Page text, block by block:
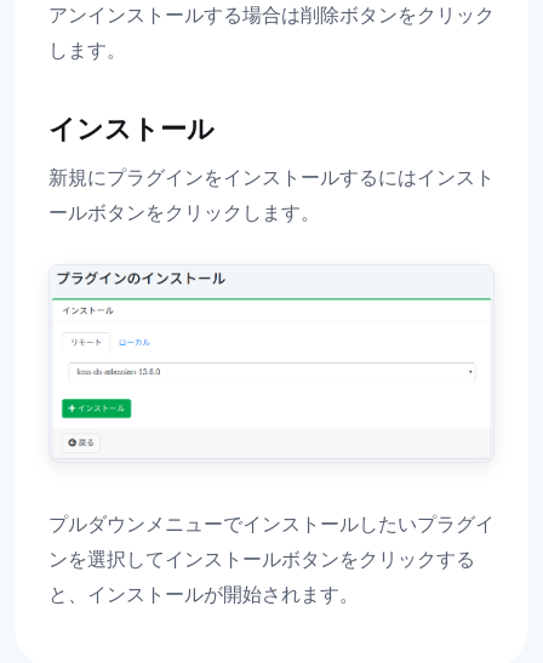
アンインストールする場合は削除ボタンをクリック
します。
インストール
新規にプラグインをインストールするにはインスト
ールボタンをクリックします。
プルダウンメニューでインストールしたいプラグイ
ンを選択してインストールボタンをクリックする
と、インストールが開始されます。